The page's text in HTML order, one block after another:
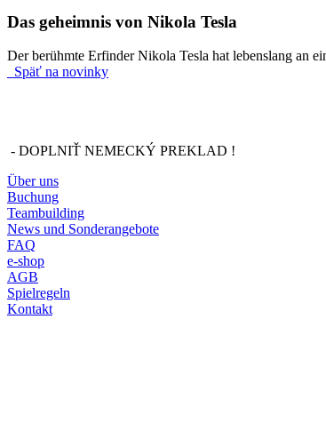
Das geheimnis von Nikola Tesla
Der berühmte Erfinder Nikola Tesla hat lebenslang an
Späť na novinky
- DOPLNIŤ NEMECKÝ PREKLAD !
Über uns
Buchung
Teambuilding
News und Sonderangebote
FAQ
e-shop
AGB
Spielregeln
Kontakt